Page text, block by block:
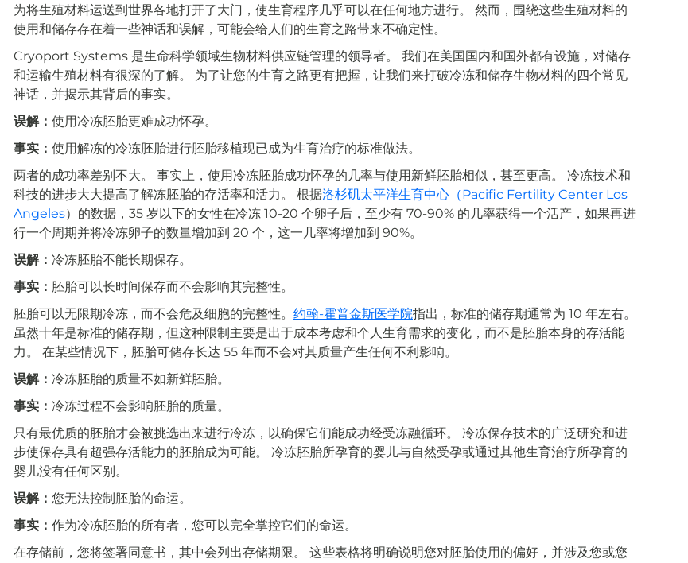
为将生殖材料运送到世界各地打开了大门，使生育程序几乎可以在任何地方进行。 然而，围绕这些生殖材料的
使用和储存存在着一些神话和误解，可能会给人们的生育之路带来不确定性。
Cryoport Systems 是生命科学领域生物材料供应链管理的领导者。 我们在美国国内和国外都有设施，对储存
和运输生殖材料有很深的了解。 为了让您的生育之路更有把握，让我们来打破冷冻和储存生物材料的四个常见
神话，并揭示其背后的事实。
误解： 使用冷冻胚胎更难成功怀孕。
事实： 使用解冻的冷冻胚胎进行胚胎移植现已成为生育治疗的标准做法。
两者的成功率差别不大。 事实上，使用冷冻胚胎成功怀孕的几率与使用新鲜胚胎相似，甚至更高。 冷冻技术和
科技的进步大大提高了解冻胚胎的存活率和活力。 根据洛杉矶太平洋生育中心（Pacific Fertility Center Los
Angeles）的数据，35 岁以下的女性在冷冻 10-20 个卵子后，至少有 70-90% 的几率获得一个活产，如果再进
行一个周期并将冷冻卵子的数量增加到 20 个，这一几率将增加到 90%。
误解： 冷冻胚胎不能长期保存。
事实： 胚胎可以长时间保存而不会影响其完整性。
胚胎可以无限期冷冻，而不会危及细胞的完整性。 约翰-霍普金斯医学院指出，标准的储存期通常为 10 年左右。
虽然十年是标准的储存期，但这种限制主要是出于成本考虑和个人生育需求的变化，而不是胚胎本身的存活能
力。 在某些情况下，胚胎可储存长达 55 年而不会对其质量产生任何不利影响。
误解： 冷冻胚胎的质量不如新鲜胚胎。
事实： 冷冻过程不会影响胚胎的质量。
只有最优质的胚胎才会被挑选出来进行冷冻，以确保它们能成功经受冻融循环。 冷冻保存技术的广泛研究和进
步使保存具有超强存活能力的胚胎成为可能。 冷冻胚胎所孕育的婴儿与自然受孕或通过其他生育治疗所孕育的
婴儿没有任何区别。
误解： 您无法控制胚胎的命运。
事实： 作为冷冻胚胎的所有者，您可以完全掌控它们的命运。
在存储前，您将签署同意书，其中会列出存储期限。 这些表格将明确说明您对胚胎使用的偏好，并涉及您或您